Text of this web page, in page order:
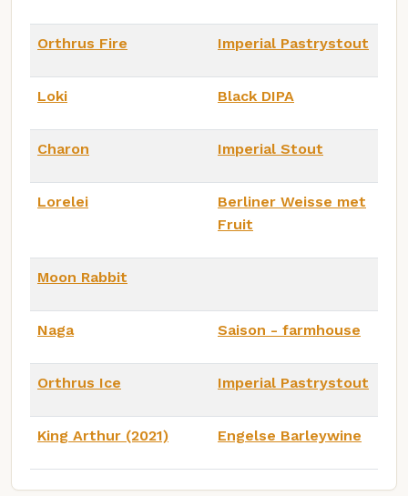
Orthrus Fire Imperial Pastrystout
Loki Black DIPA
Charon Imperial Stout
Lorelei
Berliner Weisse met
Fruit
Moon Rabbit
Naga Saison - farmhouse
Orthrus Ice Imperial Pastrystout
King Arthur (2021) Engelse Barleywine